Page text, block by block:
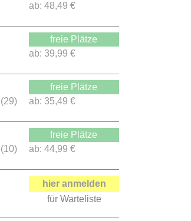
ab: 48,49 €
freie Plätze
ab: 39,99 €
(29)
freie Plätze
ab: 35,49 €
(10)
freie Plätze
ab: 44,99 €
hier anmelden
für Warteliste